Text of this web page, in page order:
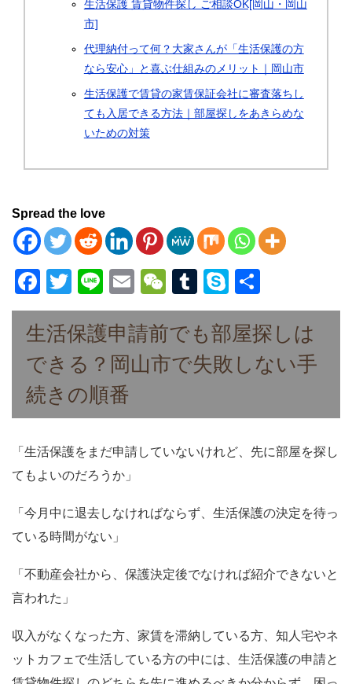
生活保護 賃貸物件探し ご相談OK[岡山・岡山
市]
代理納付って何？大家さんが「生活保護の方
なら安心」と喜ぶ仕組みのメリット｜岡山市
生活保護で賃貸の家賃保証会社に審査落ちし
ても入居できる方法｜部屋探しをあきらめな
いための対策
Spread the love
F
a
c
e
b
o
k
T
wi
tt
er
Li
n
e
E
m
ail
W
e
C
h
at
T
u
m
bl
r
S
ky
p
e
有
生活保護申請前でも部屋探しは
できる？岡山市で失敗しない手
続きの順番
「生活保護をまだ申請していないけれど、先に部屋を探し
てもよいのだろうか」
「今月中に退去しなければならず、生活保護の決定を待っ
ている時間がない」
「不動産会社から、保護決定後でなければ紹介できないと
言われた」
収入がなくなった方、家賃を滞納している方、知人宅やネ
ットカフェで生活している方の中には、生活保護の申請と